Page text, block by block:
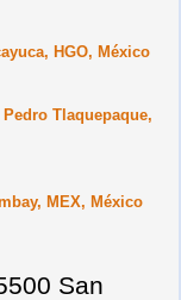
HGO, México
Tlaquepaque,
MEX, México
San